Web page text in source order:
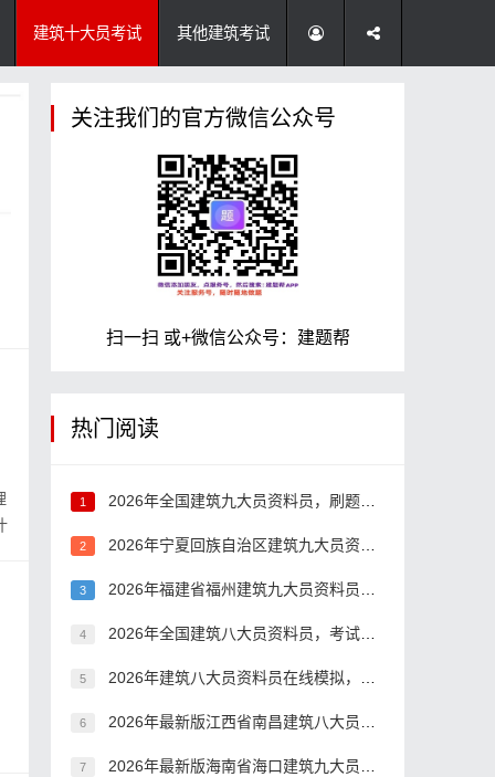
建筑十大员考试 其他建筑考试
关注我们的官方微信公众号
扫一扫 或+微信公众号：建题帮
热门阅读
1 2026年全国建筑九大员资料员，刷题用什么方法好？
2 2026年宁夏回族自治区建筑九大员资料员在线考核考前做题
3 2026年福建省福州建筑九大员资料员真题库
4 2026年全国建筑八大员资料员，考试题库答案推荐
5 2026年建筑八大员资料员在线模拟，报考条件有哪些？
6 2026年最新版江西省南昌建筑八大员资料员，刷题有哪些app?
7 2026年最新版海南省海口建筑九大员资料员在线测试题目